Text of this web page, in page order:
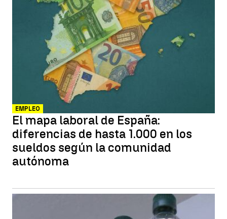
EMPLEO
El mapa laboral de España:
diferencias de hasta 1.000 en los
sueldos según la comunidad
autónoma